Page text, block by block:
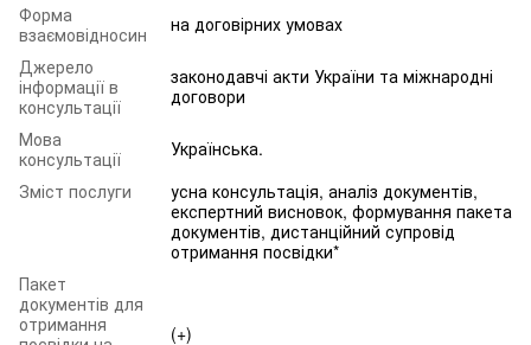
Форма
взаємовідносин
на договірних умовах
Джерело
інформації в
консультації
законодавчі акти України та міжнародні
договори
Мова
консультації
Українська.
Зміст послуги
усна консультація, аналіз документів,
експертний висновок, формування пакета
документів, дистанційний супровід
отримання посвідки*
Пакет
документів для
отримання
(+)